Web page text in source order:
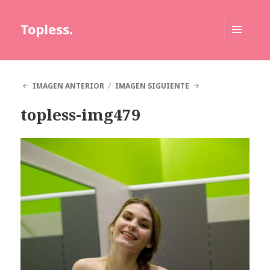
Topless.
IMAGEN ANTERIOR
IMAGEN SIGUIENTE
topless-img479